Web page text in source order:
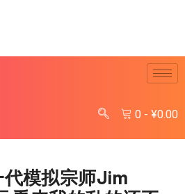
0 - ¥0.00
代模拟宗师Jim